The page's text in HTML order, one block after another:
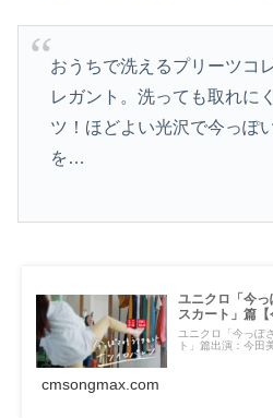
おうちで洗えるプリーツコ
レガント。洗っても取れに
ツ！ほどよい光沢で今っぽ
を…
ユニクロ「今
スカート」篇【
ユニクロ「今っぽ
ト」篇出演：今田
cmsongmax.com